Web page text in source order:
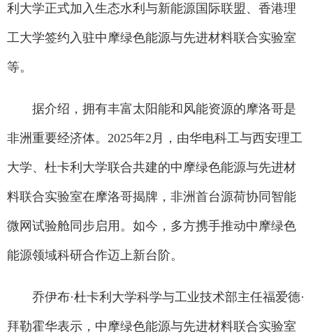
利大学正式加入生态水利与新能源国际联盟、香港理
工大学签约入驻中摩绿色能源与先进材料联合实验室
等。
据介绍，拥有丰富太阳能和风能资源的摩洛哥是
非洲重要经济体。2025年2月，由华电科工与西安理工
大学、杜卡利大学联合共建的中摩绿色能源与先进材
料联合实验室在摩洛哥揭牌，非洲首台源荷协同智能
微网试验舱同步启用。如今，多方携手推动中摩绿色
能源领域科研合作迈上新台阶。
乔伊布·杜卡利大学科学与工业技术部主任福爱德·
拜勒霍华表示，中摩绿色能源与先进材料联合实验室